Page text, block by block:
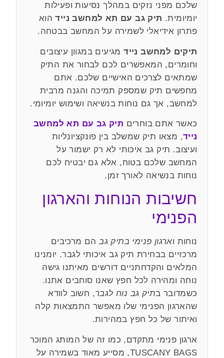
שלכם מפני נזקים במהלך נסיעות ופעילות
יומיומית. תיק גב עם תא למחשב ניידהוא
פתרון אידיאלי לשמירה על המחשב בבטחה.
תיקים למחשב ניידמגיעים במגוון עיצובים
וחומרים, המאפשרים לכם לבחור את התיק
שמתאים לצרכים האישיים שלכם. אתם
מחפשים תיק שמספק תמיכה והגנה מרבית
למחשב, אך גם נוחות בנשיאה ושימוש יומיומי.
כאשר אתם בוחרים תיק גב עם תא למחשב
נייד, מצאו תיק שמשלב בין פונקציונליות
ועיצוב. תיק גב איכותי לא רק ישמור על
המחשב שלכם בטוח, אלא גם יבטיח לכם
נוחות בנשיאה לאורך זמן.
חשיבות הנוחות והארגון
הפנימי
נוחות וארגון פנימי בתיק גבהם מרכיבים
מרכזיים בבחירת תיק גב איכותי לגבר. יומנינו
המלאים והקדחתניים דורשים מאיתנו גישה
נוחה ומהירה לכל חפץ שאנו סוחבים אתנו.
כשמדובר בתיק גב נוח לגבר, חשוב לוודא
שהארגון הפנימי שלו מאפשר התמצאות קלה
ואיתור של כל חפץ במהירות.
ארגון פנימי מתקדם, כמו זה של המותג המוכר
TUSCANY BAGS, מסייע מאוד בשמירה על